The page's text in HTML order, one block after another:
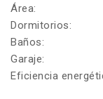
Área:
Dormitorios:
Baños:
Garaje:
Eficiencia